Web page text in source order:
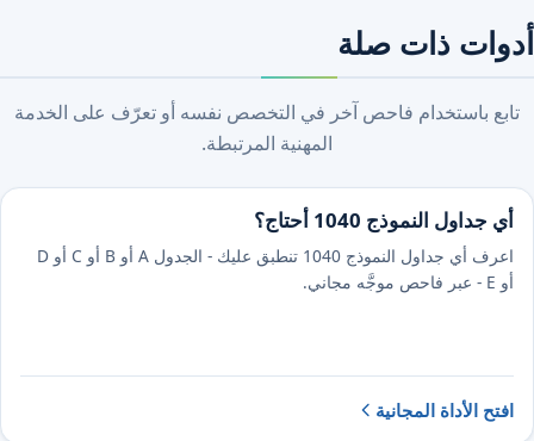
أدوات ذات صلة
تابع باستخدام فاحص آخر في التخصص نفسه أو تعرّف على الخدمة
المهنية المرتبطة.
أي جداول النموذج 1040 أحتاج؟
اعرف أي جداول النموذج 1040 تنطبق عليك - الجدول A أو B أو C أو D
أو E - عبر فاحص موجَّه مجاني.
افتح الأداة المجانية